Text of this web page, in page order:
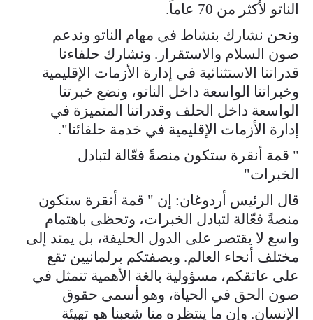
الناتو لأكثر من 70 عاماً.
ونحن نشارك بنشاط في مهام الناتو وندعم
صون السلام والاستقرار. ونشارك حلفاءنا
قدراتنا الاستثنائية في إدارة الأزمات الإقليمية
وخبراتنا الواسعة داخل الناتو، ونضع خبرتنا
الواسعة داخل الحلف وقدراتنا المتميزة في
إدارة الأزمات الإقليمية في خدمة حلفائنا".
" قمة أنقرة ستكون منصةً فعّالة لتبادل
الخبرات"
قال الرئيس أردوغان: إن " قمة أنقرة ستكون
منصةً فعّالة لتبادل الخبرات، وتحظى باهتمام
واسع لا يقتصر على الدول الحليفة، بل يمتد إلى
مختلف أنحاء العالم. وبصفتكم برلمانيين تقع
على عاتقكم، مسؤولية بالغة الأهمية تتمثل في
صون الحق في الحياة، وهو أسمى حقوق
الإنسان. وإن ما ينتظره منا شعبنا هو تهيئة